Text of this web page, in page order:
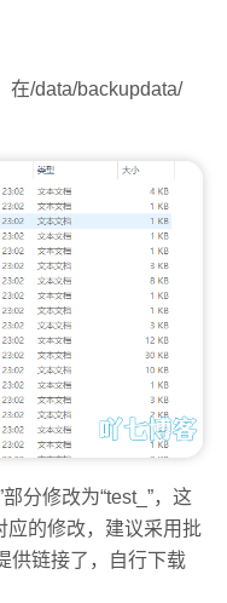
/data/backupdata/
分修改为“test_”，这
应的修改，建议采用批
供链接了，自行下载